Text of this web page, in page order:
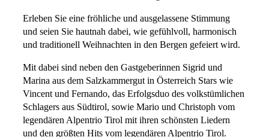
Erleben Sie eine fröhliche und ausgelassene Stimmung
und seien Sie hautnah dabei, wie gefühlvoll, harmonisch
und traditionell Weihnachten in den Bergen gefeiert wird.
Mit dabei sind neben den Gastgeberinnen Sigrid und
Marina aus dem Salzkammergut in Österreich Stars wie
Vincent und Fernando, das Erfolgsduo des volkstümlichen
Schlagers aus Südtirol, sowie Mario und Christoph vom
legendären Alpentrio Tirol mit ihren schönsten Liedern
und den größten Hits vom legendären Alpentrio Tirol.